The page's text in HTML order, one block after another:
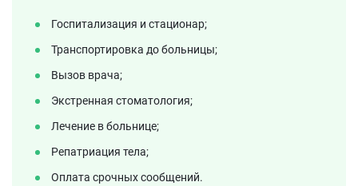
Госпитализация и стационар;
Транспортировка до больницы;
Вызов врача;
Экстренная стоматология;
Лечение в больнице;
Репатриация тела;
Оплата срочных сообщений.